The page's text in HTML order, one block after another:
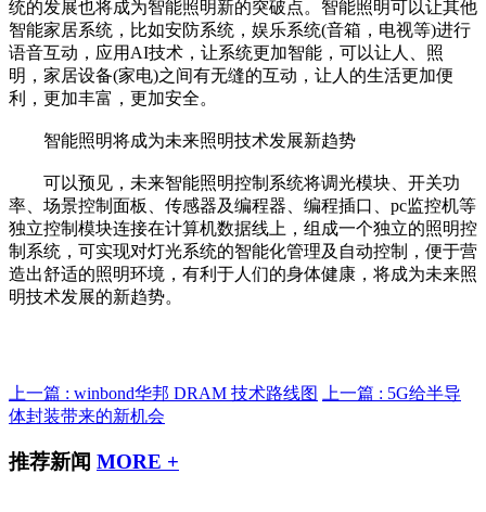
统的发展也将成为智能照明新的突破点。智能照明可以让其他
智能家居系统，比如安防系统，娱乐系统(音箱，电视等)进行
语音互动，应用AI技术，让系统更加智能，可以让人、照
明，家居设备(家电)之间有无缝的互动，让人的生活更加便
利，更加丰富，更加安全。
智能照明将成为未来照明技术发展新趋势
可以预见，未来智能照明控制系统将调光模块、开关功
率、场景控制面板、传感器及编程器、编程插口、pc监控机等
独立控制模块连接在计算机数据线上，组成一个独立的照明控
制系统，可实现对灯光系统的智能化管理及自动控制，便于营
造出舒适的照明环境，有利于人们的身体健康，将成为未来照
明技术发展的新趋势。
上一篇 : winbond华邦 DRAM 技术路线图
上一篇 : 5G给半导
体封装带来的新机会
推荐新闻 MORE +